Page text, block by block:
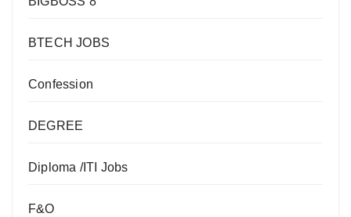
BTECH JOBS
Confession
DEGREE
Diploma /ITI Jobs
F&O